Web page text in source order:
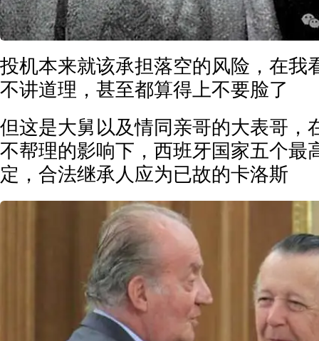
投机本来就该承担落空的风险，在我
不讲道理，甚至都算得上不要脸了
但这是大舅以及情同亲哥的大表哥，
不帮理的影响下，西班牙国家五个最
定，合法继承人应为已故的卡洛斯